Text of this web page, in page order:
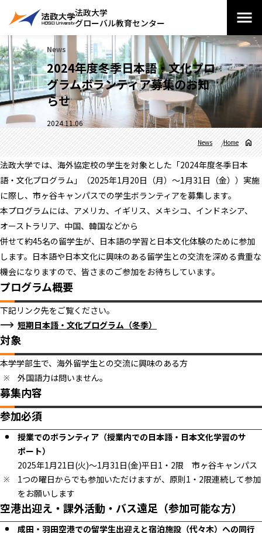
法政大学
グローバル教育センター
News
2024年度冬季日本語・文化プロ
グラムボランティア募集のお知
らせ
2024.11.06
Home
News
法政大学では、海外協定校の学生を対象とした「2024年度冬季日本
語・文化プログラム」（2025年1月20日（月）～1月31日（金））実施
に際し、市ヶ谷キャンパスでの学生ボランティアを募集します。
本プログラムには、アメリカ、イギリス、メキシコ、インドネシア、
オーストラリア、中国、韓国などから
併せて約45名の留学生が、日本語の学習と日本文化体験のために参加
します。日本語や日本文化に興味のある留学生との交流を深める貴重な
機会になりますので、皆さまのご参加をお待ちしています。
プログラム概要
下記リンク先をご覧ください。
短期日本語・文化プログラム（冬季）
対象
本学学部生で、海外留学生との交流に興味のある方
外国語力は問いません。
募集内容
参加必須
授業でのボランティア（授業内での日本語・日本文化学習のサ
ポート）
2025年1月21日(火)～1月31日(金)平日1・2限 市ヶ谷キャンパス
1つの曜日からでも参加いただけますが、原則1・2限連続して参加
をお願いします
空港出迎え・課外活動・バス遠足（参加可能な方）
成田・羽田空港での留学生出迎えと宿泊施設（代々木）への同行